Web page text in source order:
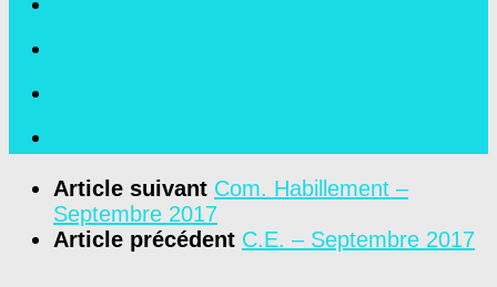
Article suivant Com. Habillement –
Septembre 2017
Article précédent C.E. – Septembre 2017